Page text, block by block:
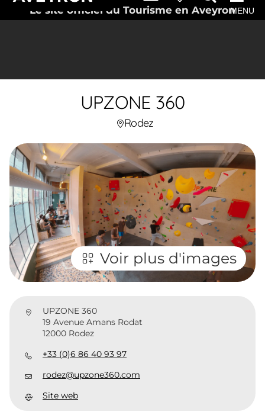
Le site officiel du Tourisme en AveyronMENU
UPZONE 360
Rodez
Voir plus d'images
UPZONE 360
19 Avenue Amans Rodat
12000 Rodez
+33 (0)6 86 40 93 97
rodez@upzone360.com
Site web